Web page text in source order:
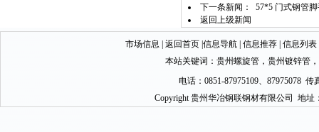
下一条新闻：
57*5 门式钢管
返回上级新闻
市场信息 返回首页| 信息导航| 信息推荐| 信息列表
本站关键词： 贵州螺旋管 ， 贵州镀锌管 ，
电话：0851-87975109、87975078
Copyright 贵州华冶钢联钢材有限公司 地